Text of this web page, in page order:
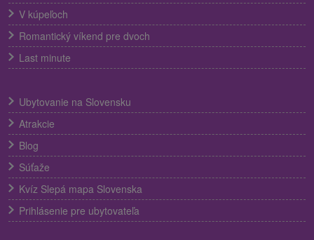
V kúpeľoch
Romantický víkend pre dvoch
Last minute
Ubytovanie na Slovensku
Atrakcie
Blog
Súťaže
Kvíz Slepá mapa Slovenska
Prihlásenie pre ubytovateľa